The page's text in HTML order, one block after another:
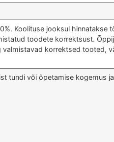
Koolituse jooksul
toodete korrektsust.
korrektsed tooted,
tundi või õpetamise kogemus